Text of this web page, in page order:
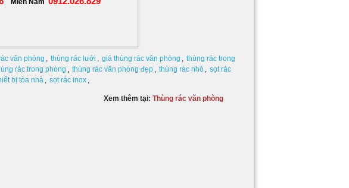
văn phòng thùng rác lưới giá thùng rác văn phòng
thùng rác trong
rác trong phòng thùng rác văn phòng đẹp thùng rác nhỏ
sọt rác
bị tòa nhà sọt rác inox
Xem thêm tại: Thùng rác văn phòng